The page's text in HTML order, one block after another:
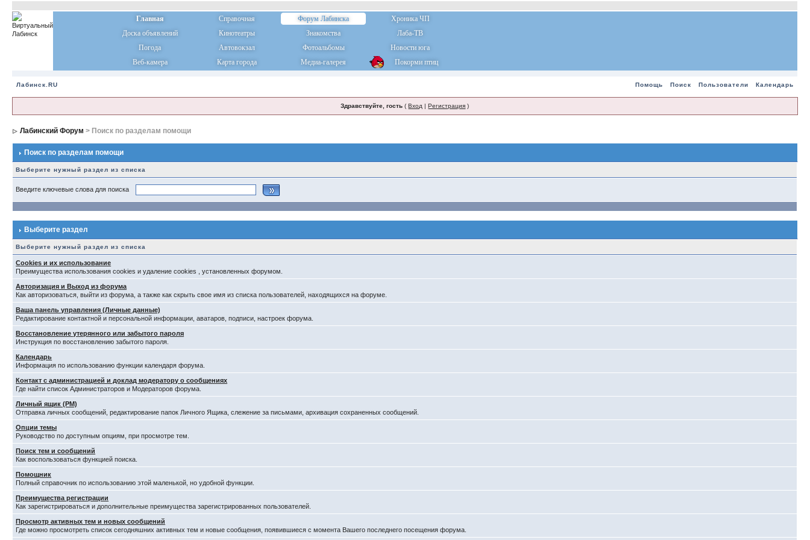
Главная Справочная Форум Лабинска
Хроника ЧП
Доска объявлений
Кинотеатры Знакомства
Лаба-ТВ
Погода
Автовокзал Фотоальбомы
Новости юга
Веб-камера
Карта города Медиа-галерея Покорми птиц
Лабинск.RU Помощь Поиск Пользователи Календарь
Здравствуйте, гость (Вход |Регистрация )
Лабинский Форум > Поиск по разделам помощи
Поиск по разделам помощи
Выберите нужный раздел из списка
Введите ключевые слова для поиска
Выберите раздел
Выберите нужный раздел из списка
Cookies и их использование
Преимущества использования cookies и удаление cookies , установленных форумом.
Авторизация и Выход из форума
Как авторизоваться, выйти из форума, а также как скрыть свое имя из списка пользователей, находящихся на форуме.
Ваша панель управления (Личные данные)
Редактирование контактной и персональной информации, аватаров, подписи, настроек форума.
Восстановление утерянного или забытого пароля
Инструкция по восстановлению забытого пароля.
Календарь
Информация по использованию функции календаря форума.
Контакт с администрацией и доклад модератору о сообщениях
Где найти список Администраторов и Модераторов форума.
Личный ящик (PM)
Отправка личных сообщений, редактирование папок Личного Ящика, слежение за письмами, архивация сохраненных сообщений.
Опции темы
Руководство по доступным опциям, при просмотре тем.
Поиск тем и сообщений
Как воспользоваться функцией поиска.
Помощник
Полный справочник по использованию этой маленькой, но удобной функции.
Преимущества регистрации
Как зарегистрироваться и дополнительные преимущества зарегистрированных пользователей.
Просмотр активных тем и новых сообщений
Где можно просмотреть список сегодняшних активных тем и новые сообщения, появившиеся с момента Вашего последнего посещения форума.